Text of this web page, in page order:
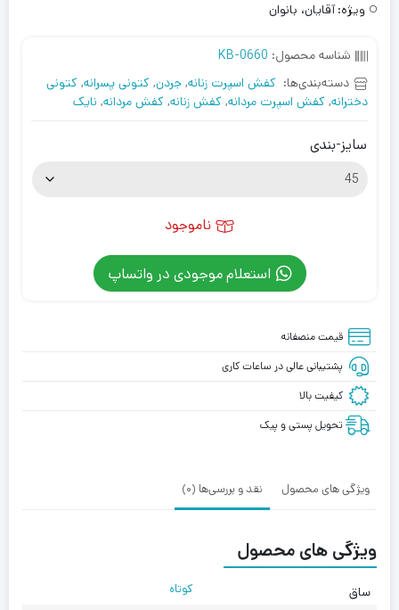
ویژه: آقایان، بانوان
شناسه محصول: KB-0660
دسته‌بندی‌ها: کفش اسپرت زنانه, جردن, کتونی پسرانه, کتونی
دخترانه, کفش اسپرت مردانه, کفش زنانه, کفش مردانه, نایک
سایز-بندی
ناموجود
استعلام موجودی در واتساپ
قیمت منصفانه
پشتیبانی عالی در ساعات کاری
کیفیت بالا
تحویل پستی و پیک
ویژگی های محصول نقد و بررسی‌ها (0)
ویژگی های محصول
ساق
کوتاه